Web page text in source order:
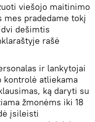
viešojo maitinimo
mes pradedame tokį
dešimtis
rašė
ir lankytojai
kontrolė atliekama
ką daryti su
žmonėms iki 18
įsileisti